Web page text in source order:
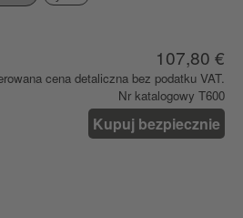
107,80 €
cena detaliczna bez podatku VAT.
Nr katalogowy T600
Kupuj bezpiecznie